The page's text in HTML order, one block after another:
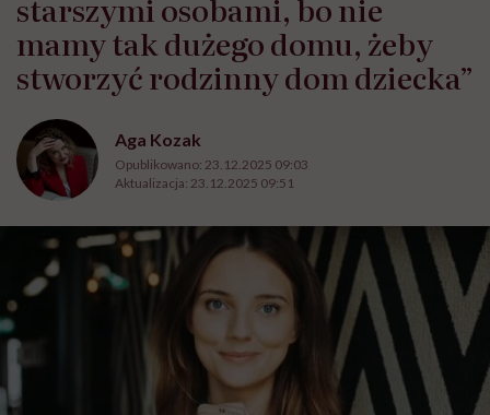
starszymi osobami, bo nie
mamy tak dużego domu, żeby
stworzyć rodzinny dom dziecka”
Aga Kozak
Opublikowano: 23.12.2025 09:03
Aktualizacja: 23.12.2025 09:51